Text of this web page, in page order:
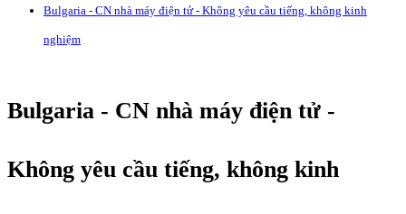
Bulgaria - CN nhà máy điện tử - Không yêu cầu tiếng, không kinh
nghiệm
Bulgaria - CN nhà máy điện tử -
Không yêu cầu tiếng, không kinh